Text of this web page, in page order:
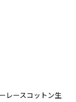
ースコットン生